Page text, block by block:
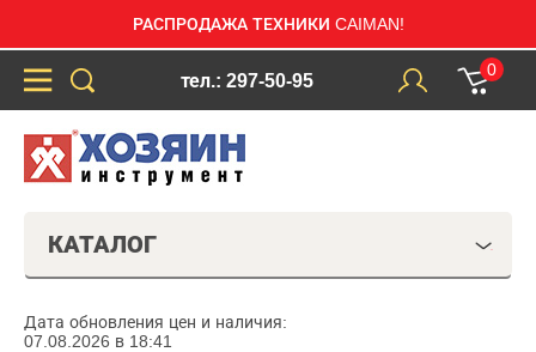
РАСПРОДАЖА ТЕХНИКИ CAIMAN!
тел.: 297-50-95
0
КАТАЛОГ
Дата обновления цен и наличия:
07.08.2026 в 18:41